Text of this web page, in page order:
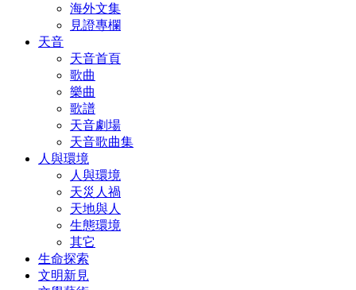
海外文集
見證專欄
天音
天音首頁
歌曲
樂曲
歌譜
天音劇場
天音歌曲集
人與環境
人與環境
天災人禍
天地與人
生態環境
其它
生命探索
文明新見